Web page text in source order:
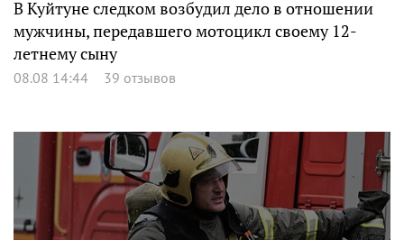
В Куйтуне следком возбудил дело в отношении
мужчины, передавшего мотоцикл своему 12-
летнему сыну
08.08 14:44 39 отзывов